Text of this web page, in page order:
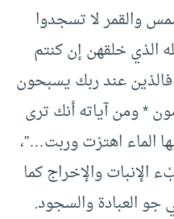
والقمر لا تسجدوا
الذي خلقهن إن كنتم
فالذين عند ربك يسبحون
* ومن آياته أنك ترى
الماء اهتزت وربت…”،
الإنبات والإخراج كما
جو العبادة والسجود.